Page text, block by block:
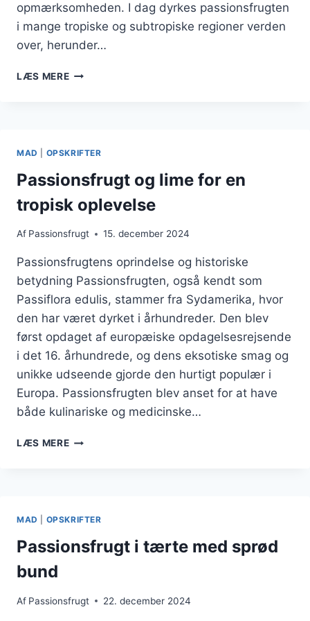
opmærksomheden. I dag dyrkes passionsfrugten
i mange tropiske og subtropiske regioner verden
over, herunder…
LÆS MEREPASSIONSFRUGT
MAD OPSKRIFTER
Passionsfrugt og lime for en
tropisk oplevelse
Af Passionsfrugt 15. december 2024
Passionsfrugtens oprindelse og historiske
betydning Passionsfrugten, også kendt som
Passiflora edulis, stammer fra Sydamerika, hvor
den har været dyrket i århundreder. Den blev
først opdaget af europæiske opdagelsesrejsende
i det 16. århundrede, og dens eksotiske smag og
unikke udseende gjorde den hurtigt populær i
Europa. Passionsfrugten blev anset for at have
både kulinariske og medicinske…
LÆS MEREPASSIONSFRUGT
MAD OPSKRIFTER
Passionsfrugt i tærte med sprød
bund
Af Passionsfrugt 22. december 2024